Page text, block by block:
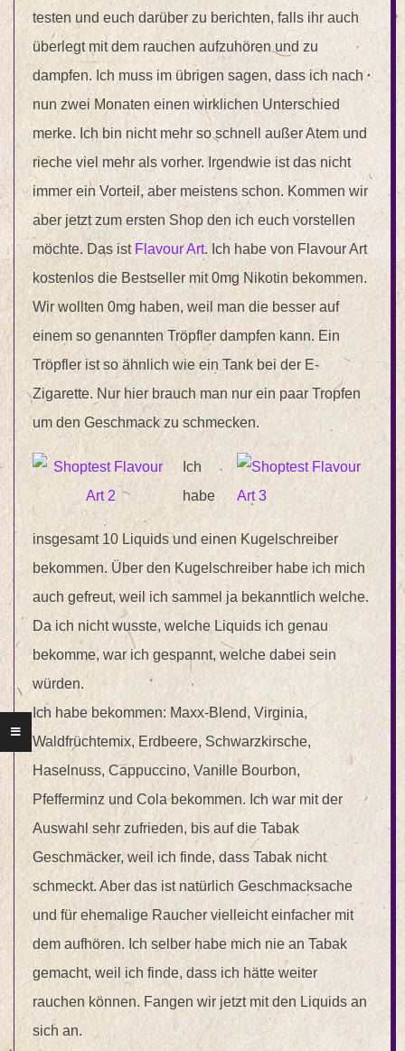
testen und euch darüber zu berichten, falls ihr auch
überlegt mit dem rauchen aufzuhören und zu
dampfen. Ich muss im übrigen sagen, dass ich nach
nun zwei Monaten einen wirklichen Unterschied
merke. Ich bin nicht mehr so schnell außer Atem und
rieche viel mehr als vorher. Irgendwie ist das nicht
immer ein Vorteil, aber meistens schon. Kommen wir
aber jetzt zum ersten Shop den ich euch vorstellen
möchte. Das ist Flavour Art. Ich habe von Flavour Art
kostenlos die Bestseller mit 0mg Nikotin bekommen.
Wir wollten 0mg haben, weil man die besser auf
einem so genannten Tröpfler dampfen kann. Ein
Tröpfler ist so ähnlich wie ein Tank bei der E-
Zigarette. Nur hier brauch man nur ein paar Tropfen
um den Geschmack zu schmecken.
Ich
habe
insgesamt 10 Liquids und einen Kugelschreiber
bekommen. Über den Kugelschreiber habe ich mich
auch gefreut, weil ich sammel ja bekanntlich welche.
Da ich nicht wusste, welche Liquids ich genau
bekomme, war ich gespannt, welche dabei sein
würden.
Ich habe bekommen: Maxx-Blend, Virginia,
Waldfrüchtemix, Erdbeere, Schwarzkirsche,
Haselnuss, Cappuccino, Vanille Bourbon,
Pfefferminz und Cola bekommen. Ich war mit der
Auswahl sehr zufrieden, bis auf die Tabak
Geschmäcker, weil ich finde, dass Tabak nicht
schmeckt. Aber das ist natürlich Geschmacksache
und für ehemalige Raucher vielleicht einfacher mit
dem aufhören. Ich selber habe mich nie an Tabak
gemacht, weil ich finde, dass ich hätte weiter
rauchen können. Fangen wir jetzt mit den Liquids an
sich an.